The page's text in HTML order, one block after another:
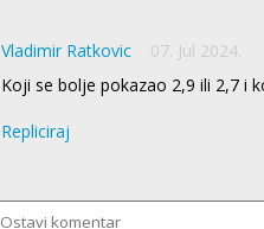
Vladimir Ratkovic
07. Jul 2024.
Koji se bolje pokazao 2,9 ili 2,7 i
Repliciraj